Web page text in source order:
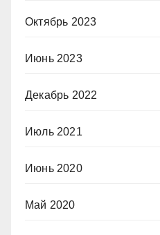
Октябрь 2023
Июнь 2023
Декабрь 2022
Июль 2021
Июнь 2020
Май 2020